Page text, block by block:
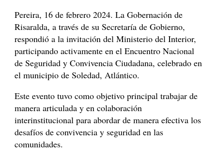
Pereira, 16 de febrero 2024. La Gobernación de
Risaralda, a través de su Secretaría de Gobierno,
respondió a la invitación del Ministerio del Interior,
participando activamente en el Encuentro Nacional
de Seguridad y Convivencia Ciudadana, celebrado en
el municipio de Soledad, Atlántico.
Este evento tuvo como objetivo principal trabajar de
manera articulada y en colaboración
interinstitucional para abordar de manera efectiva los
desafíos de convivencia y seguridad en las
comunidades.